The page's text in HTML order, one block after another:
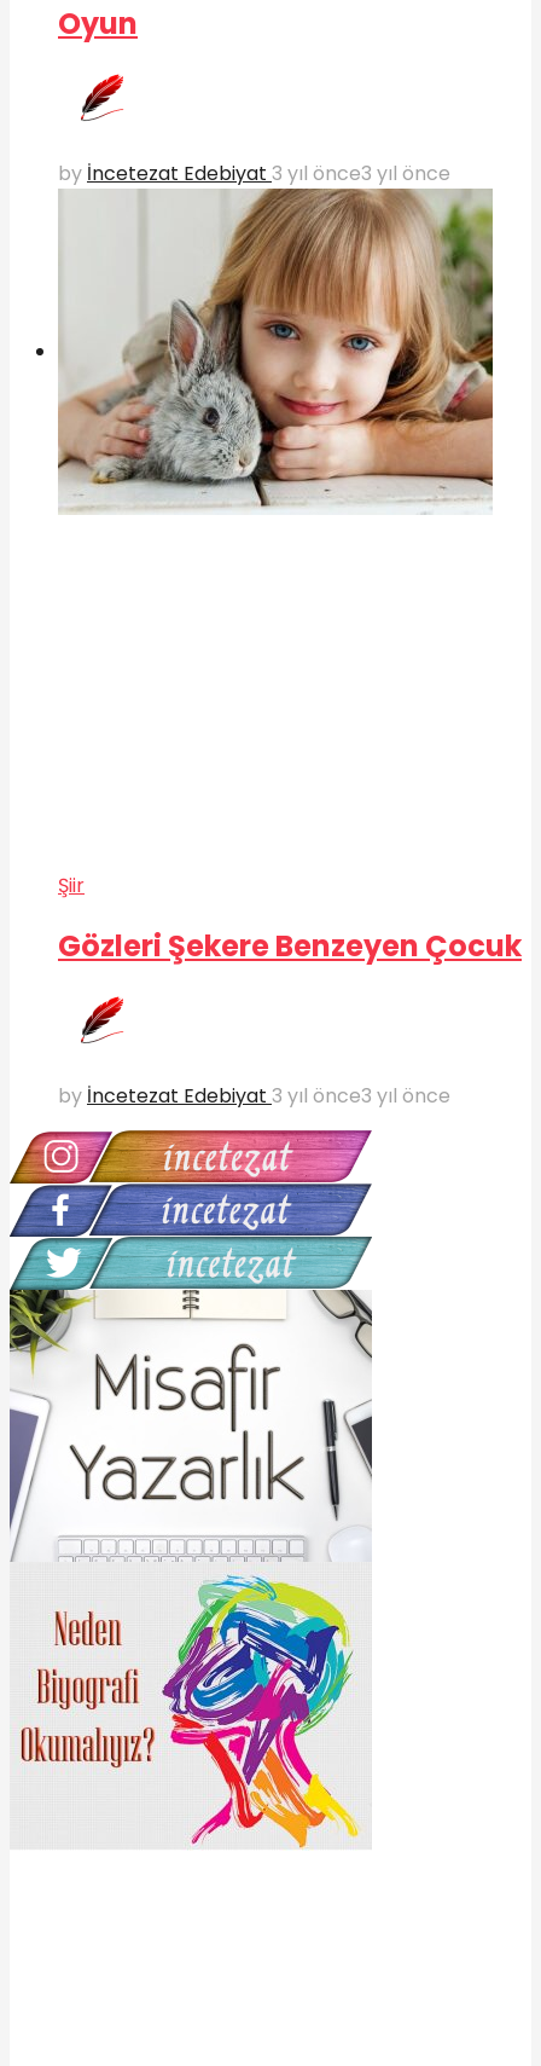
Oyun
by İncetezat Edebiyat 3 yıl önce3 yıl önce
Şiir
Gözleri Şekere Benzeyen Çocuk
by İncetezat Edebiyat 3 yıl önce3 yıl önce